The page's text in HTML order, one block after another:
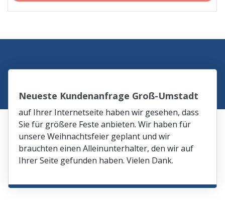
Neueste Kundenanfrage Groß-Umstadt
auf Ihrer Internetseite haben wir gesehen, dass
Sie für größere Feste anbieten. Wir haben für
unsere Weihnachtsfeier geplant und wir
brauchten einen Alleinunterhalter, den wir auf
Ihrer Seite gefunden haben. Vielen Dank.